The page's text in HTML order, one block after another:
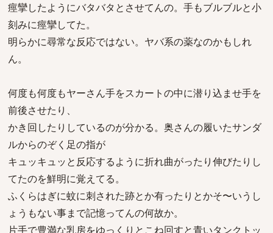
痙攣したようにバタバタとさせてんの。手もブルブルと小
刻みに痙攣してた。
明らかに尋常な反応ではない。ヤバ系の薬なのかもしれ
ん。
何度も何度もヤーさん手をスカートの中に潜り込ませ手を
前後させたり、
かき回したりしているのが分かる。奥さんの履いたサンダ
ルからのぞく足の指が
キュッキュッと反応するように折れ曲がったり伸びたりし
てたのを鮮明に覚えてる。
ふくらはぎに蚊に刺された跡とか有ったりとかそ〜いうし
ょうもない事まで記憶ってんの何故か。
片手で豊満な乳房をゆっくりとこね回すと青いタンクトッ